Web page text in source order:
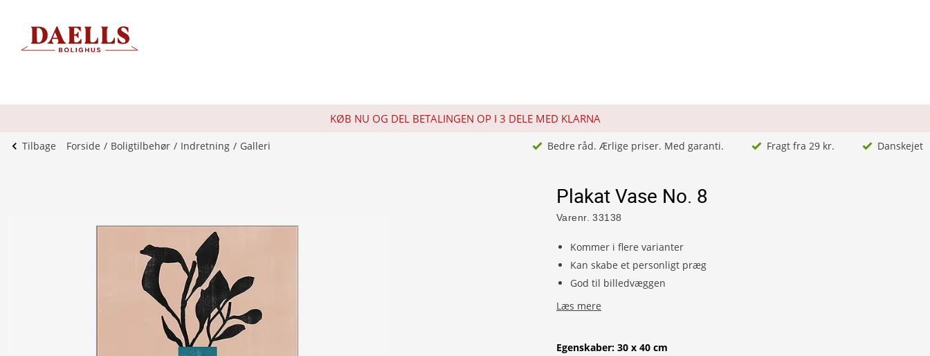
KØB NU OG DEL BETALINGEN OP I 3 DELE MED KLARNA
Tilbage Forside Boligtilbehør Indretning Galleri Bedre råd. Ærlige priser. Med garanti. Fragt fra 29 kr. Danskejet
Plakat Vase No. 8
Varenr. 33138
Kommer i flere varianter
Kan skabe et personligt præg
God til billedvæggen
Læs mere
Egenskaber: 30 x 40 cm